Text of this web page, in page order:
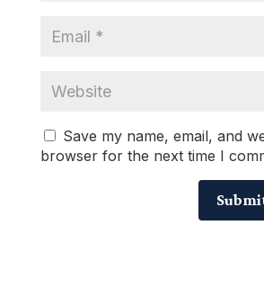
Save my name, email, and
browser for the next time I